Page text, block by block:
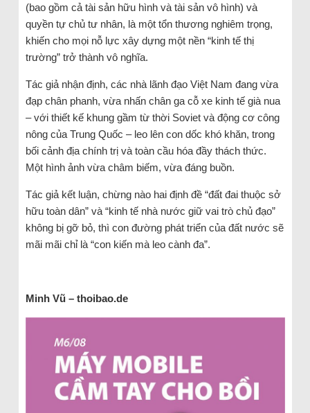
(bao gồm cả tài sản hữu hình và tài sản vô hình) và
quyền tự chủ tư nhân, là một tổn thương nghiêm trọng,
khiến cho mọi nỗ lực xây dựng một nền “kinh tế thị
trường” trở thành vô nghĩa.
Tác giả nhận định, các nhà lãnh đạo Việt Nam đang vừa
đạp chân phanh, vừa nhấn chân ga cỗ xe kinh tế già nua
– với thiết kế khung gầm từ thời Soviet và động cơ công
nông của Trung Quốc – leo lên con dốc khó khăn, trong
bối cảnh địa chính trị và toàn cầu hóa đầy thách thức.
Một hình ảnh vừa châm biếm, vừa đáng buồn.
Tác giả kết luận, chừng nào hai định đề “đất đai thuộc sở
hữu toàn dân” và “kinh tế nhà nước giữ vai trò chủ đạo”
không bị gỡ bỏ, thì con đường phát triển của đất nước sẽ
mãi mãi chỉ là “con kiến mà leo cành đa”.
Minh Vũ – thoibao.de